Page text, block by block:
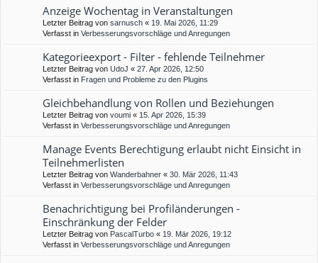
Anzeige Wochentag in Veranstaltungen
Letzter Beitrag von sarnusch « 19. Mai 2026, 11:29
Verfasst in Verbesserungsvorschläge und Anregungen
Kategorieexport - Filter - fehlende Teilnehmer
Letzter Beitrag von UdoJ « 27. Apr 2026, 12:50
Verfasst in Fragen und Probleme zu den Plugins
Gleichbehandlung von Rollen und Beziehungen
Letzter Beitrag von voumi « 15. Apr 2026, 15:39
Verfasst in Verbesserungsvorschläge und Anregungen
Manage Events Berechtigung erlaubt nicht Einsicht in
Teilnehmerlisten
Letzter Beitrag von Wanderbahner « 30. Mär 2026, 11:43
Verfasst in Verbesserungsvorschläge und Anregungen
Benachrichtigung bei Profiländerungen -
Einschränkung der Felder
Letzter Beitrag von PascalTurbo « 19. Mär 2026, 19:12
Verfasst in Verbesserungsvorschläge und Anregungen